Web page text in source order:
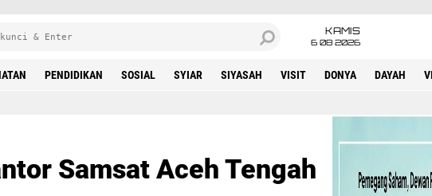
KAMIS
6 08 2026
PENDIDIKAN SOSIAL SYIAR SIYASAH VISIT DONYA DAYAH
Samsat Aceh Tengah